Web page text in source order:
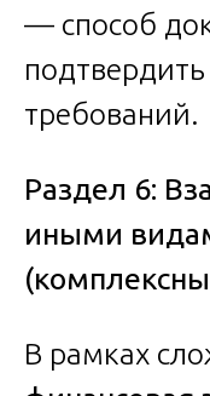
— способ
требований.
Раздел 6:
иными
В рамках